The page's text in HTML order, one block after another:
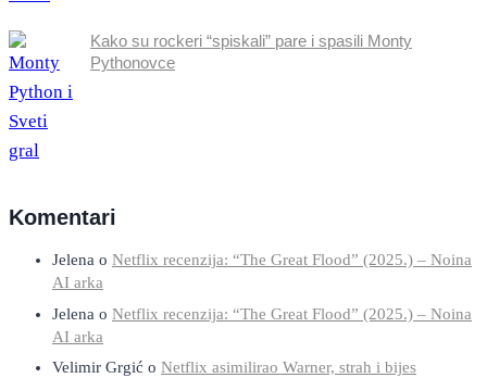
Kako su rockeri “spiskali” pare i spasili Monty
Pythonovce
Komentari
Jelena o Netflix recenzija: “The Great Flood” (2025.) – Noina
AI arka
Jelena o Netflix recenzija: “The Great Flood” (2025.) – Noina
AI arka
Velimir Grgić o Netflix asimilirao Warner, strah i bijes